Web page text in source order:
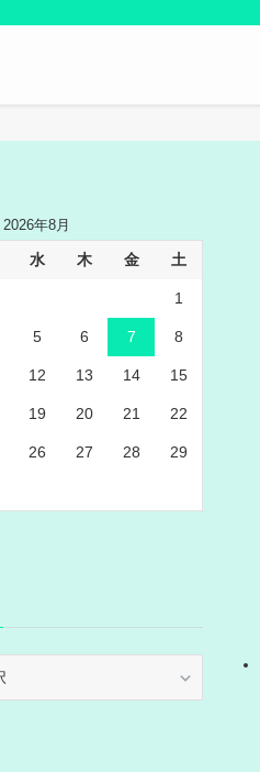
2026年8月
水 木 金 土
1
5 6 7 8
12 13 14 15
19 20 21 22
26 27 28 29